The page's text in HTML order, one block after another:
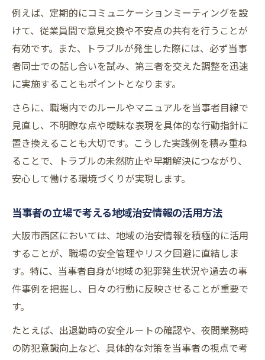
例えば、定期的にコミュニケーションミーティングを設
けて、従業員間で意見交換や不安点の共有を行うことが
有効です。また、トラブルが発生した際には、必ず当事
者同士での話し合いを試み、第三者を交えた調整を迅速
に実施することもポイントとなります。
さらに、職場内でのルールやマニュアルを当事者目線で
見直し、不明瞭な点や曖昧な表現を具体的な行動指針に
置き換えることも大切です。こうした実践例を積み重ね
ることで、トラブルの未然防止や早期解決につながり、
安心して働ける環境づくりが実現します。
当事者の立場で考える地域治安情報の活用方法
大阪市西区においては、地域の治安情報を積極的に活用
することが、職場の安全管理やリスク回避に直結しま
す。特に、当事者自身が地域の犯罪発生状況や過去の事
件事例を把握し、日々の行動に反映させることが重要で
す。
たとえば、出退勤時の安全ルートの確認や、夜間業務時
の防犯意識向上など、具体的な対策を当事者の視点で考